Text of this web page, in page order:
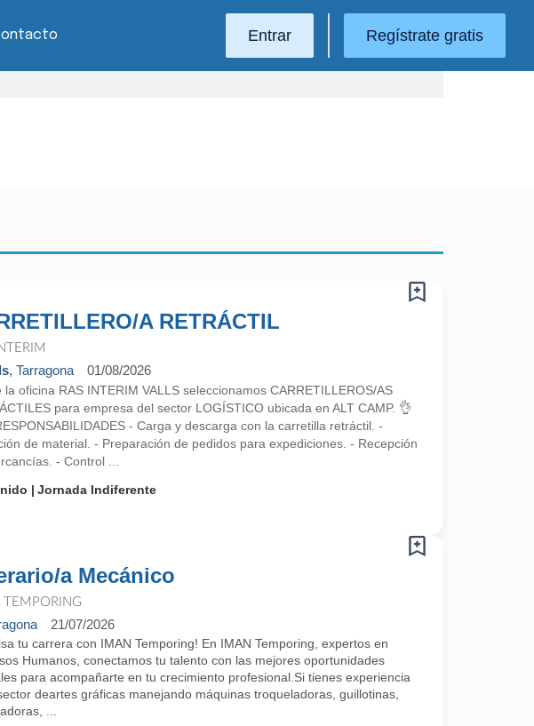
Entrar Regístrate gratis
A RETRÁCTIL
, Tarragona 01/08/2026
la oficina RAS INTERIM VALLS seleccionamos CARRETILLEROS/AS
para empresa del sector LOGÍSTICO ubicada en ALT CAMP. 👌
- Carga y descarga con la carretilla retráctil. -
de material. - Preparación de pedidos para expediciones. - Recepción
- Control ...
Jornada Indiferente
a Mecánico
TEMPORING
21/07/2026
tu carrera con IMAN Temporing! En IMAN Temporing, expertos en
Humanos, conectamos tu talento con las mejores oportunidades
para acompañarte en tu crecimiento profesional.Si tienes experiencia
deartes gráficas manejando máquinas troqueladoras, guillotinas,
...